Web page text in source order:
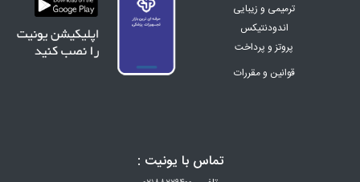
ترمیمی و زیبایی
اندودنتیکس
پروتز و پرداخت
ارتودنسی
قوانین و مقررات
تماس با یونیت :